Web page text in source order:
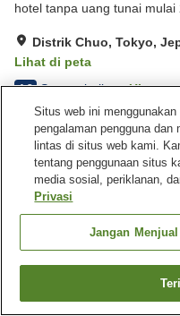
hotel tanpa uang tunai mulai
Distrik Chuo, Tokyo,
Lihat di peta
4.2 Sangat baik Ulasan:
Beranda Jepang Tokyo
Sotetsu Fresa Inn Nihombashi-
Situs web ini
pengalaman pengguna
lintas di situs web kami.
tentang penggunaan situs
media sosial, periklanan,
Privasi
Jangan